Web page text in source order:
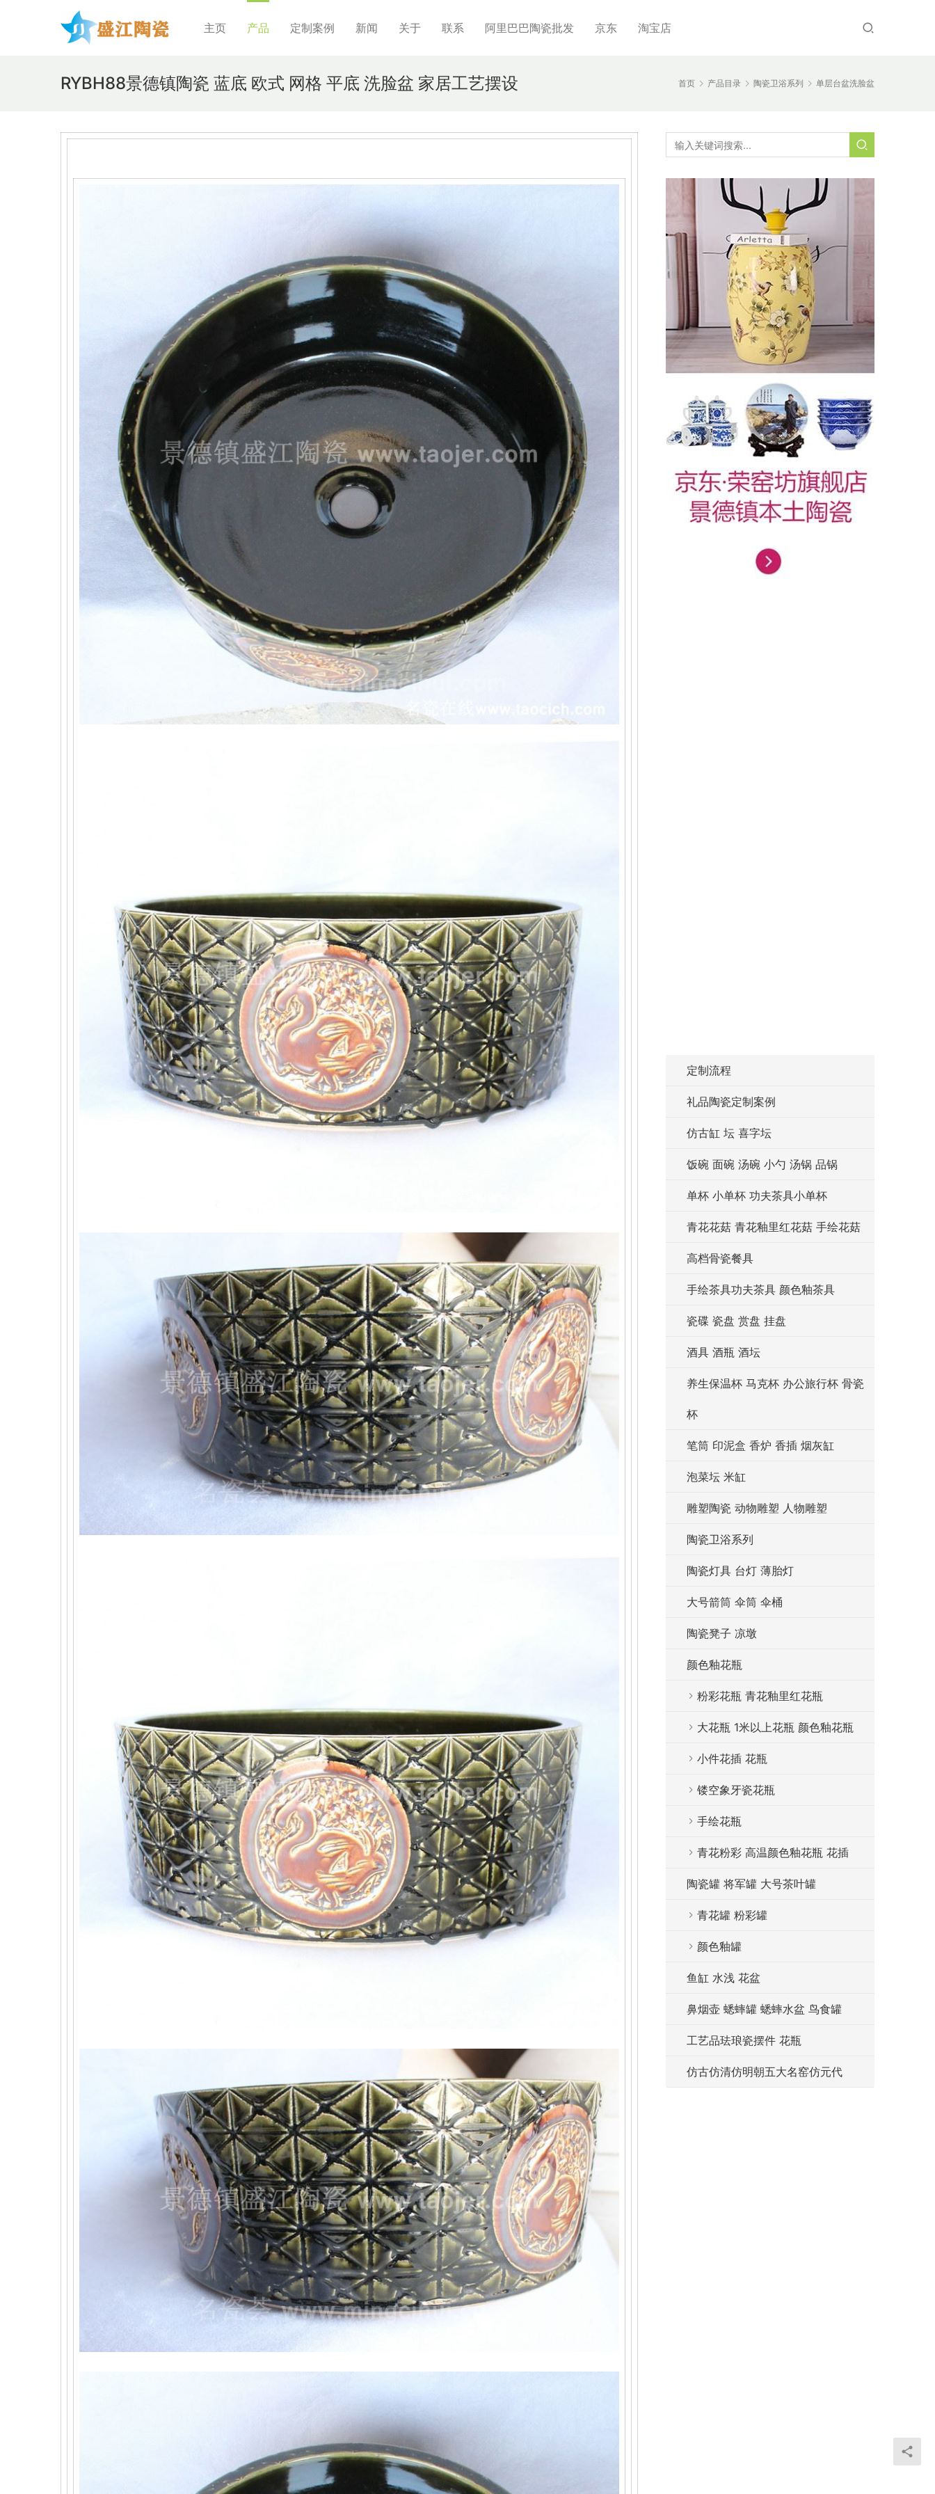
主页 产品 定制案例 新闻 关于 联系 阿里巴巴陶瓷批发 京东 淘宝店
首页 产品目录 陶瓷卫浴系列 单层台盆洗脸盆
RYBH88景德镇陶瓷 蓝底 欧式 网格 平底 洗脸盆 家居工艺摆设
定制流程
礼品陶瓷定制案例
仿古缸 坛 喜字坛
饭碗 面碗 汤碗 小勺 汤锅 品锅
单杯 小单杯 功夫茶具小单杯
青花花菇 青花釉里红花菇 手绘花菇
高档骨瓷餐具
手绘茶具功夫茶具 颜色釉茶具
瓷碟 瓷盘 赏盘 挂盘
酒具 酒瓶 酒坛
养生保温杯 马克杯 办公旅行杯 骨瓷
杯
笔筒 印泥盒 香炉 香插 烟灰缸
泡菜坛 米缸
雕塑陶瓷 动物雕塑 人物雕塑
陶瓷卫浴系列
陶瓷灯具 台灯 薄胎灯
大号箭筒 伞筒 伞桶
陶瓷凳子 凉墩
颜色釉花瓶
粉彩花瓶 青花釉里红花瓶
大花瓶 1米以上花瓶 颜色釉花瓶
小件花插 花瓶
镂空象牙瓷花瓶
手绘花瓶
青花粉彩 高温颜色釉花瓶 花插
陶瓷罐 将军罐 大号茶叶罐
青花罐 粉彩罐
颜色釉罐
鱼缸 水浅 花盆
鼻烟壶 蟋蟀罐 蟋蟀水盆 鸟食罐
工艺品珐琅瓷摆件 花瓶
仿古仿清仿明朝五大名窑仿元代